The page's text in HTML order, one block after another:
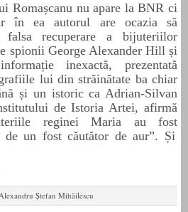
Romașcanu nu apare la BNR ci
în ea autorul are ocazia să
falsa recuperare a bijuteriilor
spionii George Alexander Hill și
inexactă, prezentată
lui din străinătate ba chiar
și un istoric ca Adrian-Silvan
de Istoria Artei, afirmă
reginei Maria au fost
de un fost căutător de aur”. Și
Ștefan Mihăilescu